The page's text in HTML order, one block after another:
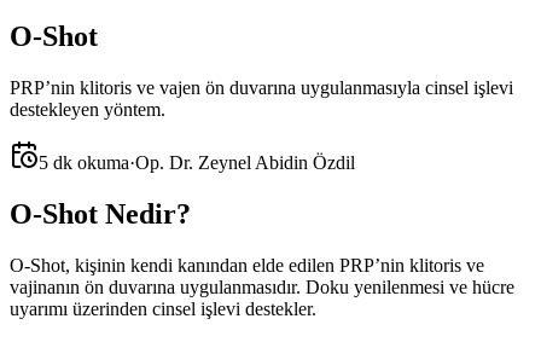
O-Shot
PRP’nin klitoris ve vajen ön duvarına uygulanmasıyla cinsel işlevi
destekleyen yöntem.
5 dk okuma·Op. Dr. Zeynel Abidin Özdil
O-Shot Nedir?
O-Shot, kişinin kendi kanından elde edilen PRP’nin klitoris ve
vajinanın ön duvarına uygulanmasıdır. Doku yenilenmesi ve hücre
uyarımı üzerinden cinsel işlevi destekler.